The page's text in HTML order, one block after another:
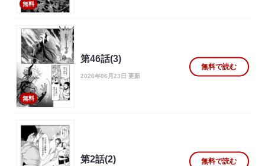
無料
無料
第46話(3)
2026年06月23日 更新
無料で読む
第2話(2) 無料で読む